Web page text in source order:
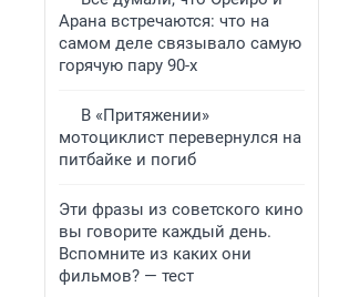
Арана встречаются: что на
самом деле связывало самую
горячую пару 90-х
В «Притяжении»
мотоциклист перевернулся на
питбайке и погиб
Эти фразы из советского кино
вы говорите каждый день.
Вспомните из каких они
фильмов? — тест